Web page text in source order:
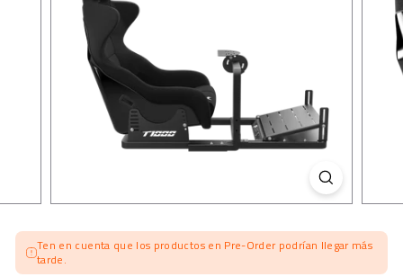
Ten en cuenta que los productos en Pre-Order podrían llegar más
tarde.